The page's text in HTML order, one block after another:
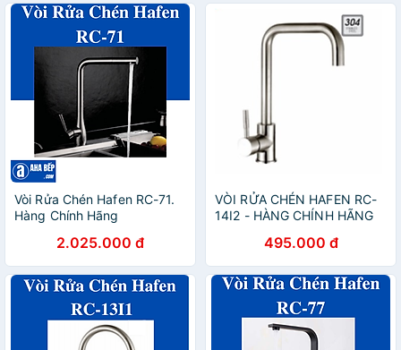
Vòi Rửa Chén Hafen RC-71.
Hàng Chính Hãng
2.025.000 đ
VÒI RỬA CHÉN HAFEN RC-
14I2 - HÀNG CHÍNH HÃNG
495.000 đ